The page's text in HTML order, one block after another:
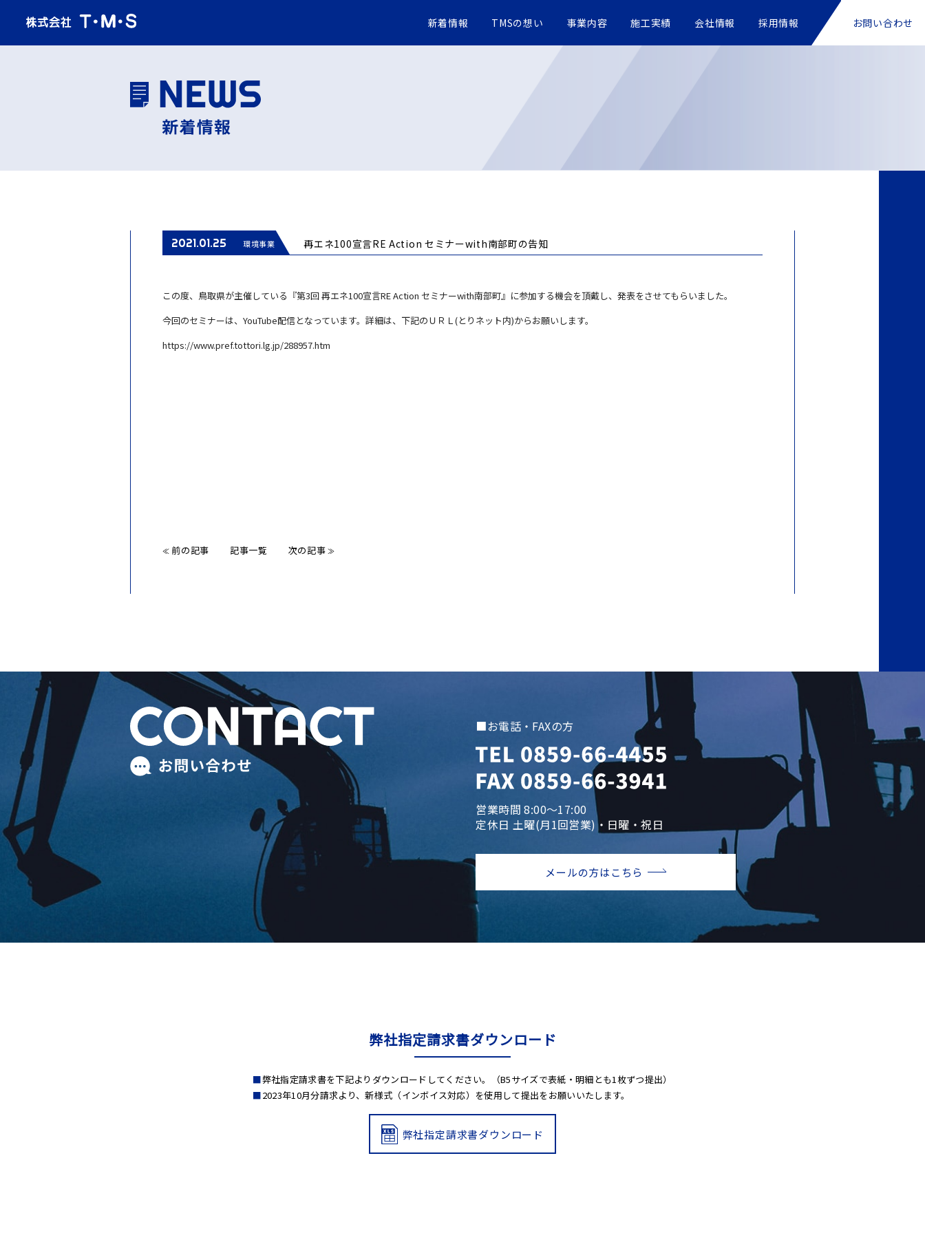
新着情報 TMSの想い 事業内容 施工実績 会社情報 採用情報 お問い合わせ
2021.01.25 環境事業 再エネ100宣言RE Action セミナーwith南部町の告知
この度、鳥取県が主催している『第3回 再エネ100宣言RE Action セミナーwith南部町』に参加する機会を頂戴し、発表をさせてもらいました。
今回のセミナーは、YouTube配信となっています。詳細は、下記のＵＲＬ(とりネット内)からお願いします。
https://www.pref.tottori.lg.jp/288957.htm
≪ 前の記事 記事一覧 次の記事 ≫
■お電話・FAXの方
営業時間 8:00～17:00
定休日 土曜(月1回営業)・日曜・祝日
メールの方はこちら
弊社指定請求書ダウンロード
弊社指定請求書を下記よりダウンロードしてください。（B5サイズで表紙・明細とも1枚ずつ提出）
2023年10月分請求より、新様式（インボイス対応）を使用して提出をお願いいたします。
弊社指定請求書ダウンロード